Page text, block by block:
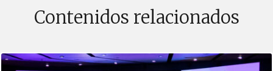
Contenidos relacionados